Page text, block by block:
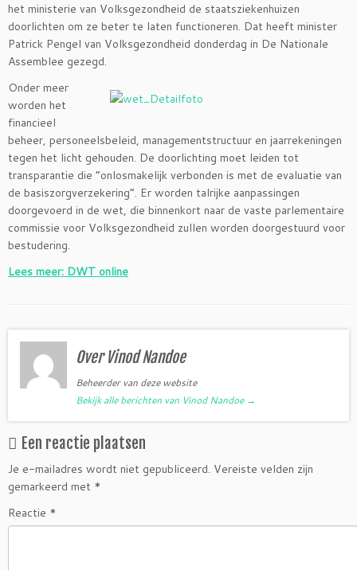
het ministerie van Volksgezondheid de staatsziekenhuizen
doorlichten om ze beter te laten functioneren. Dat heeft minister
Patrick Pengel van Volksgezondheid donderdag in De Nationale
Assemblee gezegd.
Onder meer
worden het
financieel
beheer, personeelsbeleid, managementstructuur en jaarrekeningen
tegen het licht gehouden. De doorlichting moet leiden tot
transparantie die “onlosmakelijk verbonden is met de evaluatie van
de basiszorgverzekering”. Er worden talrijke aanpassingen
doorgevoerd in de wet, die binnenkort naar de vaste parlementaire
commissie voor Volksgezondheid zullen worden doorgestuurd voor
bestudering.
Lees meer: DWT online
Over Vinod Nandoe
Beheerder van deze website
Bekijk alle berichten van Vinod Nandoe →
Een reactie plaatsen
Je e-mailadres wordt niet gepubliceerd. Vereiste velden zijn
gemarkeerd met *
Reactie *